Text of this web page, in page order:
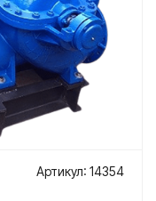
Артикул: 14354